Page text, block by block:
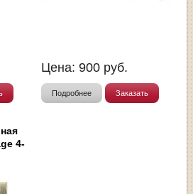
Цена: 900 руб.
Подробнее Заказать
4-